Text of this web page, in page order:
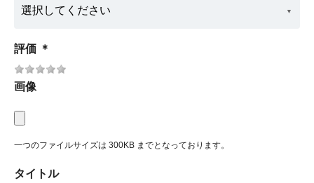
評価 ＊
画像
一つのファイルサイズは 300KB までとなっております。
タイトル